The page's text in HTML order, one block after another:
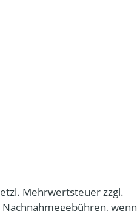
Mehrwertsteuer zzgl.
Nachnahmegebühren, wenn